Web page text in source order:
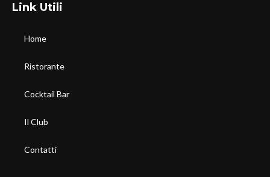
Link Utili
Home
Ristorante
Cocktail Bar
Il Club
Contatti